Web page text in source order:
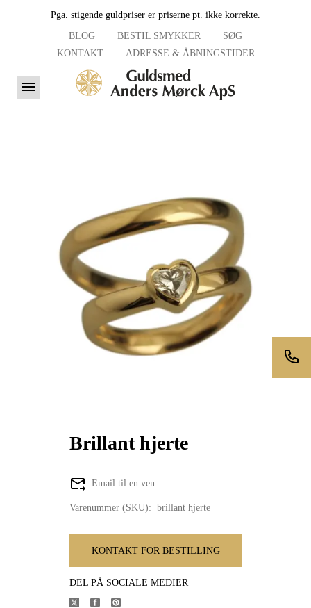
Pga. stigende guldpriser er priserne pt. ikke korrekte.
BLOG
BESTIL SMYKKER
SØG
KONTAKT
ADRESSE & ÅBNINGSTIDER
Brillant hjerte
Email til en ven
Varenummer (SKU): brillant hjerte
KONTAKT FOR BESTILLING
DEL PÅ SOCIALE MEDIER